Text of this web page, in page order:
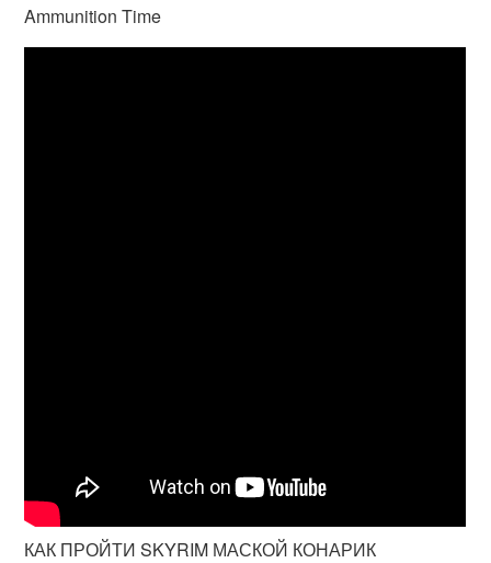
Ammunition Time
КАК ПРОЙТИ SKYRIM МАСКОЙ КОНАРИК